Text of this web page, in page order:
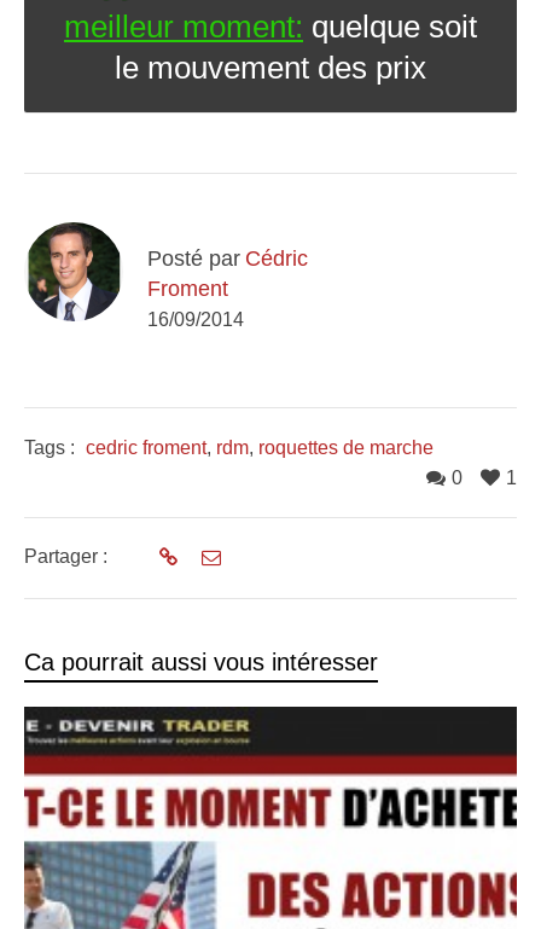
meilleur moment: quelque soit
le mouvement des prix
Posté par Cédric
Froment
16/09/2014
Tags : cedric froment, rdm, roquettes de marche
1
0
Partager :
Ca pourrait aussi vous intéresser